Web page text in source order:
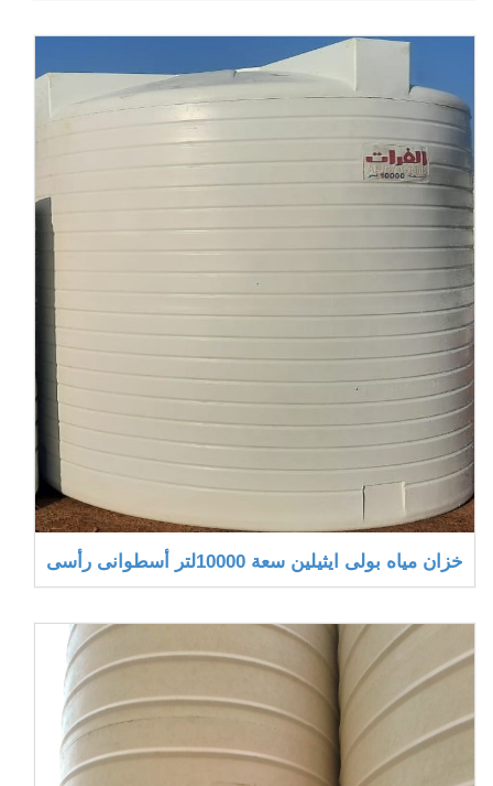
خزان مياه بولى ايثيلين سعة 10000لتر أسطوانى رأسى